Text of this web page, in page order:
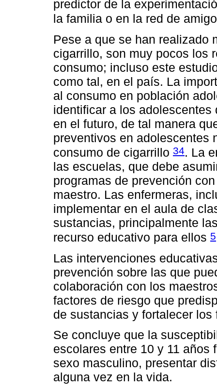
predictor de la
la familia o en la red de
Pese a que se han realizado
cigarrillo, son muy pocos los
consumo; incluso este
como tal, en el país. La
al consumo en población
identificar a los
en el futuro, de tal manera
preventivos en adolescentes
consumo de cigarrillo 34. La
las escuelas, que debe
programas de prevención
maestro. Las enfermeras,
implementar en el aula de
sustancias, principalmente
recurso educativo para ellos 5
Las intervenciones
prevención sobre las que
colaboración con los
factores de riesgo que
de sustancias y fortalecer los
Se concluye que la
escolares entre 10 y 11 años
sexo masculino, presentar
alguna vez en la vida.